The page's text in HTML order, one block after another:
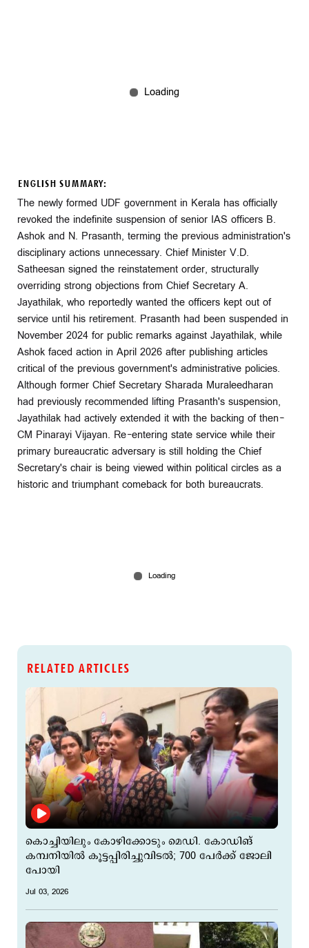
ENGLISH SUMMARY:
The newly formed UDF government in Kerala has officially
revoked the indefinite suspension of senior IAS officers B.
Ashok and N. Prasanth, terming the previous administration's
disciplinary actions unnecessary. Chief Minister V.D.
Satheesan signed the reinstatement order, structurally
overriding strong objections from Chief Secretary A.
Jayathilak, who reportedly wanted the officers kept out of
service until his retirement. Prasanth had been suspended in
November 2024 for public remarks against Jayathilak, while
Ashok faced action in April 2026 after publishing articles
critical of the previous government's administrative policies.
Although former Chief Secretary Sharada Muraleedharan
had previously recommended lifting Prasanth's suspension,
Jayathilak had actively extended it with the backing of then-
CM Pinarayi Vijayan. Re-entering state service while their
primary bureaucratic adversary is still holding the Chief
Secretary's chair is being viewed within political circles as a
historic and triumphant comeback for both bureaucrats.
RELATED ARTICLES
കൊച്ചിയിലും കോഴിക്കോടും മെഡി. കോഡിങ്
കമ്പനിയില്‍ കൂട്ടപ്പിരിച്ചുവിടല്‍; 700 പേർക്ക് ജോലി
പോയി
Jul 03, 2026